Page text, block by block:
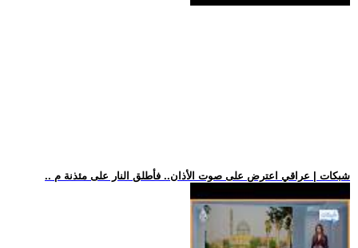
.. شبكات | عراقي اعترض على صوت الأذان.. فأطلق النار على مئذنة م